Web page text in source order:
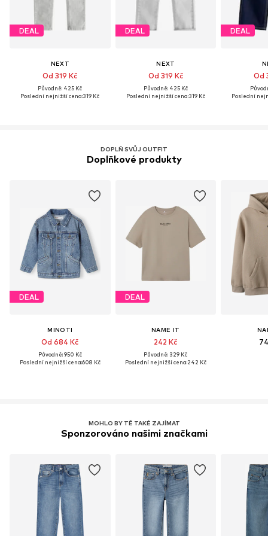
DEAL
NEXT
Od 319 Kč
Původně: 425 Kč
Poslední nejnižší cena:319 Kč
DEAL
NEXT
Od 319 Kč
Původně: 425 Kč
Poslední nejnižší cena:319 Kč
DEAL
Od
Poslední
DOPLŇ SVŮJ OUTFIT
Doplňkové produkty
DEAL
MINOTI
Od 684 Kč
Původně: 950 Kč
Poslední nejnižší cena:608 Kč
DEAL
NAME IT
242 Kč
Původně: 329 Kč
Poslední nejnižší cena:242 Kč
MOHLO BY TĚ TAKÉ ZAJÍMAT
Sponzorováno našimi značkami